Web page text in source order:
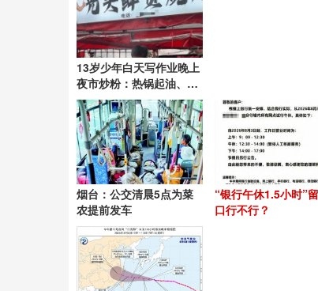
13岁少年白天写作业晚上
夜市炒粉：热锅起油、打
蛋加料……
烟台：公交清晨5点为菜
农提前发车
“银行午休1.5小时”
口行不行？